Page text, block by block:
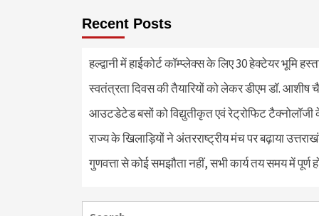
Recent Posts
हल्द्वानी में हाईकोर्ट कॉम्प्लेक्स के लिए 30 हेक्टेयर भूमि
स्वतंत्रता दिवस की तैयारियों को लेकर डीएम डॉ. आशीष
आउटडेटेड बसों को विद्युतीकृत एवं रेट्रोफिट टैक्नोलाॅजी
राज्य के खिलाड़ियों ने अंतरराष्ट्रीय मंच पर बढ़ाया
गुणवत्ता से कोई समझौता नहीं, सभी कार्य तय समय में पूर्ण